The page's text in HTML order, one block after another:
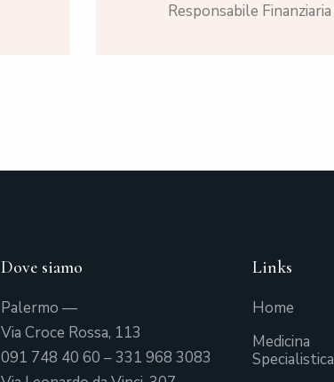
Responsabile Finanziaria
Dove siamo
Palermo —
Via Croce Rossa, 113
091 748 40 60 –331 968 3083
Links
Home
Medicina
Specialistica